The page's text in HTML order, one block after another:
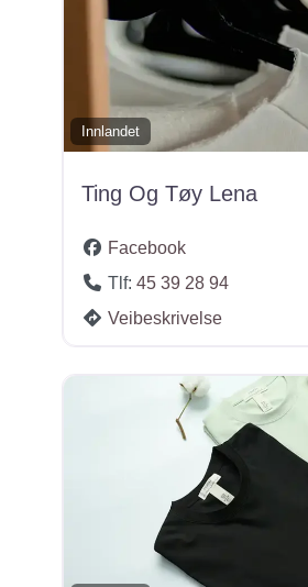
Innlandet
Ting Og Tøy Lena
Facebook
Tlf: 45 39 28 94
Veibeskrivelse